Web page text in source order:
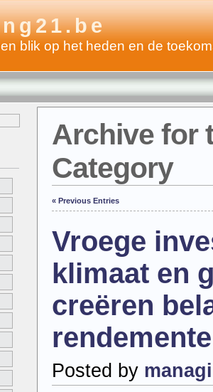
blik op het heden en de
Archive for
Category
« Previous Entries
Vroege
klimaat en
creëren
Posted by